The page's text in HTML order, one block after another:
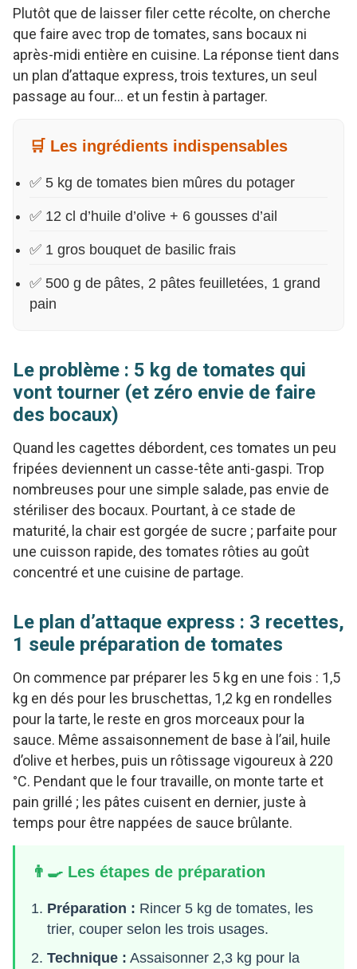
Plutôt que de laisser filer cette récolte, on cherche
que faire avec trop de tomates, sans bocaux ni
après-midi entière en cuisine. La réponse tient dans
un plan d’attaque express, trois textures, un seul
passage au four… et un festin à partager.
🛒 Les ingrédients indispensables
✅ 5 kg de tomates bien mûres du potager
✅ 12 cl d’huile d’olive + 6 gousses d’ail
✅ 1 gros bouquet de basilic frais
✅ 500 g de pâtes, 2 pâtes feuilletées, 1 grand
pain
Le problème : 5 kg de tomates qui
vont tourner (et zéro envie de faire
des bocaux)
Quand les cagettes débordent, ces tomates un peu
fripées deviennent un casse-tête anti-gaspi. Trop
nombreuses pour une simple salade, pas envie de
stériliser des bocaux. Pourtant, à ce stade de
maturité, la chair est gorgée de sucre ; parfaite pour
une cuisson rapide, des tomates rôties au goût
concentré et une cuisine de partage.
Le plan d’attaque express : 3 recettes,
1 seule préparation de tomates
On commence par préparer les 5 kg en une fois : 1,5
kg en dés pour les bruschettas, 1,2 kg en rondelles
pour la tarte, le reste en gros morceaux pour la
sauce. Même assaisonnement de base à l’ail, huile
d’olive et herbes, puis un rôtissage vigoureux à 220
°C. Pendant que le four travaille, on monte tarte et
pain grillé ; les pâtes cuisent en dernier, juste à
temps pour être nappées de sauce brûlante.
👨‍🍳 Les étapes de préparation
Préparation : Rincer 5 kg de tomates, les
trier, couper selon les trois usages.
Technique : Assaisonner 2,3 kg pour la